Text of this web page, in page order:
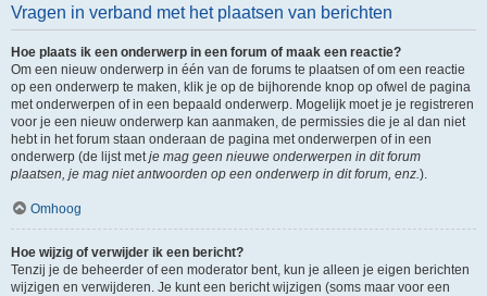
Vragen in verband met het plaatsen van berichten
Hoe plaats ik een onderwerp in een forum of maak een reactie?
Om een nieuw onderwerp in één van de forums te plaatsen of om een reactie
op een onderwerp te maken, klik je op de bijhorende knop op ofwel de pagina
met onderwerpen of in een bepaald onderwerp. Mogelijk moet je je registreren
voor je een nieuw onderwerp kan aanmaken, de permissies die je al dan niet
hebt in het forum staan onderaan de pagina met onderwerpen of in een
onderwerp (de lijst metje mag geen nieuwe onderwerpen in dit forum
plaatsen, je mag niet antwoorden op een onderwerp in dit forum, enz.).
Omhoog
Hoe wijzig of verwijder ik een bericht?
Tenzij je de beheerder of een moderator bent, kun je alleen je eigen berichten
wijzigen en verwijderen. Je kunt een bericht wijzigen (soms maar voor een